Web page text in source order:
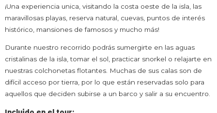
¡Una experiencia unica, visitando la costa oeste de la isla, las
maravillosas playas, reserva natural, cuevas, puntos de interés
histórico, mansiones de famosos y mucho más!
Durante nuestro recorrido podrás sumergirte en las aguas
cristalinas de la isla, tomar el sol, practicar snorkel o relajarte en
nuestras colchonetas flotantes. Muchas de sus calas son de
difícil acceso por tierra, por lo que están reservadas solo para
aquellos que deciden subirse a un barco y salir a su encuentro.